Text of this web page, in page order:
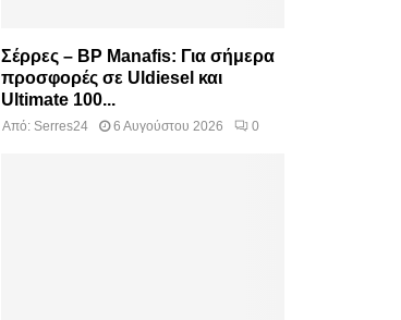
Σέρρες – BP Manafis: Για σήμερα
προσφορές σε Uldiesel και
Ultimate 100...
Από: Serres24 6 Αυγούστου 2026 0